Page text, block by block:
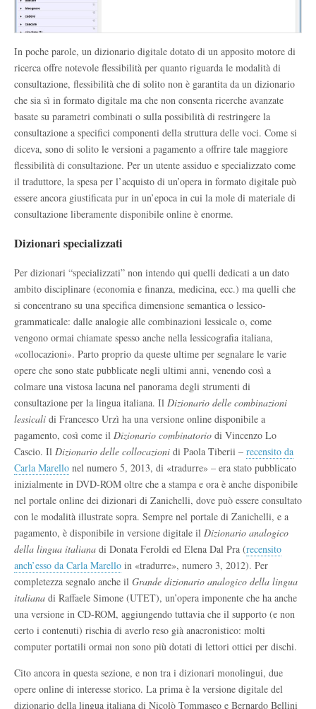
In poche parole, un dizionario digitale dotato di un apposito motore di
ricerca offre notevole flessibilità per quanto riguarda le modalità di
consultazione, flessibilità che di solito non è garantita da un dizionario
che sia sì in formato digitale ma che non consenta ricerche avanzate
basate su parametri combinati o sulla possibilità di restringere la
consultazione a specifici componenti della struttura delle voci. Come si
diceva, sono di solito le versioni a pagamento a offrire tale maggiore
flessibilità di consultazione. Per un utente assiduo e specializzato come
il traduttore, la spesa per l’acquisto di un’opera in formato digitale può
essere ancora giustificata pur in un’epoca in cui la mole di materiale di
consultazione liberamente disponibile online è enorme.
Dizionari specializzati
Per dizionari “specializzati” non intendo qui quelli dedicati a un dato
ambito disciplinare (economia e finanza, medicina, ecc.) ma quelli che
si concentrano su una specifica dimensione semantica o lessico-
grammaticale: dalle analogie alle combinazioni lessicale o, come
vengono ormai chiamate spesso anche nella lessicografia italiana,
«collocazioni». Parto proprio da queste ultime per segnalare le varie
opere che sono state pubblicate negli ultimi anni, venendo così a
colmare una vistosa lacuna nel panorama degli strumenti di
consultazione per la lingua italiana. Il Dizionario delle combinazioni
lessicali di Francesco Urzì ha una versione online disponibile a
pagamento, così come il Dizionario combinatorio di Vincenzo Lo
Cascio. Il Dizionario delle collocazioni di Paola Tiberii – recensito da
Carla Marello nel numero 5, 2013, di «tradurre» – era stato pubblicato
inizialmente in DVD-ROM oltre che a stampa e ora è anche disponibile
nel portale online dei dizionari di Zanichelli, dove può essere consultato
con le modalità illustrate sopra. Sempre nel portale di Zanichelli, e a
pagamento, è disponibile in versione digitale il Dizionario analogico
della lingua italiana di Donata Feroldi ed Elena Dal Pra (recensito
anch’esso da Carla Marello in «tradurre», numero 3, 2012). Per
completezza segnalo anche il Grande dizionario analogico della lingua
italiana di Raffaele Simone (UTET), un’opera imponente che ha anche
una versione in CD-ROM, aggiungendo tuttavia che il supporto (e non
certo i contenuti) rischia di averlo reso già anacronistico: molti
computer portatili ormai non sono più dotati di lettori ottici per dischi.
Cito ancora in questa sezione, e non tra i dizionari monolingui, due
opere online di interesse storico. La prima è la versione digitale del
dizionario della lingua italiana di Nicolò Tommaseo e Bernardo Bellini